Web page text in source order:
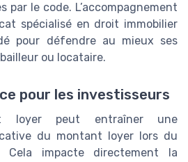
par le code. L’accompagnement
spécialisé en droit immobilier
pour défendre au mieux ses
ou locataire.
pour les investisseurs
loyer peut entraîner une
du montant loyer lors du
Cela impacte directement la